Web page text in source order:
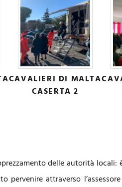
CAVALIERI DI MALTA
CASERTA 2
delle autorità
pervenire attraverso